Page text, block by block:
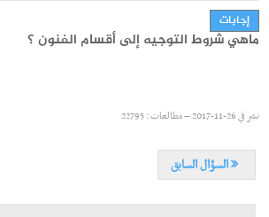
إجابات
ماهي شروط التوجيه إلى أقسام الفنون ؟
نشر في26-11-2017 – مطالعات : 22795
السؤال السابق